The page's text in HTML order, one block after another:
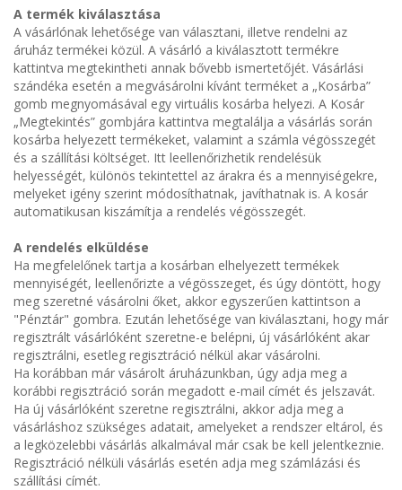
A termék kiválasztása
A vásárlónak lehetősége van választani, illetve rendelni az
áruház termékei közül. A vásárló a kiválasztott termékre
kattintva megtekintheti annak bővebb ismertetőjét. Vásárlási
szándéka esetén a megvásárolni kívánt terméket a „Kosárba”
gomb megnyomásával egy virtuális kosárba helyezi. A Kosár
„Megtekintés” gombjára kattintva megtalálja a vásárlás során
kosárba helyezett termékeket, valamint a számla végösszegét
és a szállítási költséget. Itt leellenőrizhetik rendelésük
helyességét, különös tekintettel az árakra és a mennyiségekre,
melyeket igény szerint módosíthatnak, javíthatnak is. A kosár
automatikusan kiszámítja a rendelés végösszegét.
A rendelés elküldése
Ha megfelelőnek tartja a kosárban elhelyezett termékek
mennyiségét, leellenőrizte a végösszeget, és úgy döntött, hogy
meg szeretné vásárolni őket, akkor egyszerűen kattintson a
"Pénztár" gombra. Ezután lehetősége van kiválasztani, hogy már
regisztrált vásárlóként szeretne-e belépni, új vásárlóként akar
regisztrálni, esetleg regisztráció nélkül akar vásárolni.
Ha korábban már vásárolt áruházunkban, úgy adja meg a
korábbi regisztráció során megadott e-mail címét és jelszavát.
Ha új vásárlóként szeretne regisztrálni, akkor adja meg a
vásárláshoz szükséges adatait, amelyeket a rendszer eltárol, és
a legközelebbi vásárlás alkalmával már csak be kell jelentkeznie.
Regisztráció nélküli vásárlás esetén adja meg számlázási és
szállítási címét.